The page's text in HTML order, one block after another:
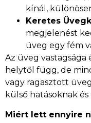
kínál,
Keretes
megjelenést
üveg egy fém
Az üveg vastagsága
helytől függ, de
vagy ragasztott
külső hatásoknak
Miért lett ennyire